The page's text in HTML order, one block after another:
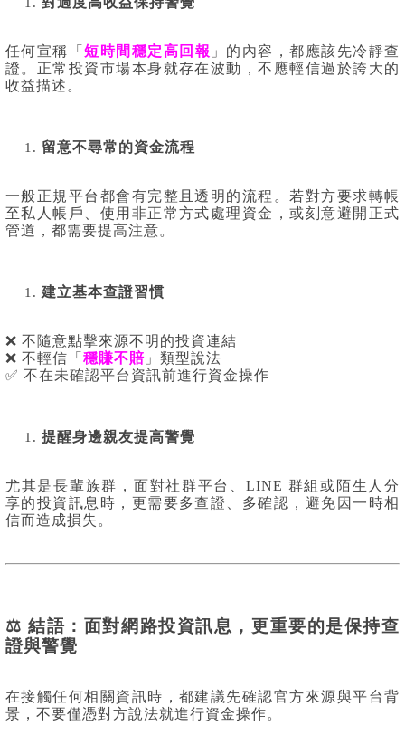
任何宣稱「短時間穩定高回報 」的內容，都應該先冷靜查
證。正常投資市場本身就存在波動，不應輕信過於誇大的
收益描述。
留意不尋常的資金流程
一般正規平台都會有完整且透明的流程。若對方要求轉帳
至私人帳戶、使用非正常方式處理資金，或刻意避開正式
管道，都需要提高注意。
建立基本查證習慣
❌ 不隨意點擊來源不明的投資連結
❌ 不輕信「 穩賺不賠 」類型說法
✅ 不在未確認平台資訊前進行資金操作
提醒身邊親友提高警覺
尤其是長輩族群，面對社群平台、LINE 群組或陌生人分
享的投資訊息時，更需要多查證、多確認，避免因一時相
信而造成損失。
⚖️ 結語：面對網路投資訊息，更重要的是保持查
證與警覺
在接觸任何相關資訊時，都建議先確認官方來源與平台背
景，不要僅憑對方說法就進行資金操作。